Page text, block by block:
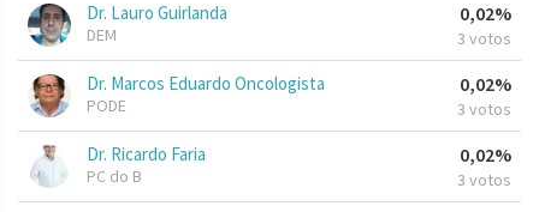
Dr. Lauro Guirlanda
DEM
0,02%
3 votos
Dr. Marcos Eduardo Oncologista
PODE
0,02%
3 votos
Dr. Ricardo Faria
PC do B
0,02%
3 votos